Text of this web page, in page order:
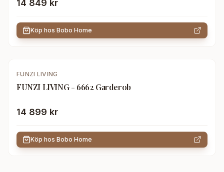
14 849 kr
Köp hos Bobo Home
FUNZI LIVING
FUNZI LIVING - 6662 Garderob
14 899 kr
Köp hos Bobo Home